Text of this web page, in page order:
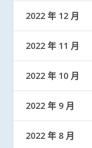
2022 年 12 月
2022 年 11 月
2022 年 10 月
2022 年 9 月
2022 年 8 月